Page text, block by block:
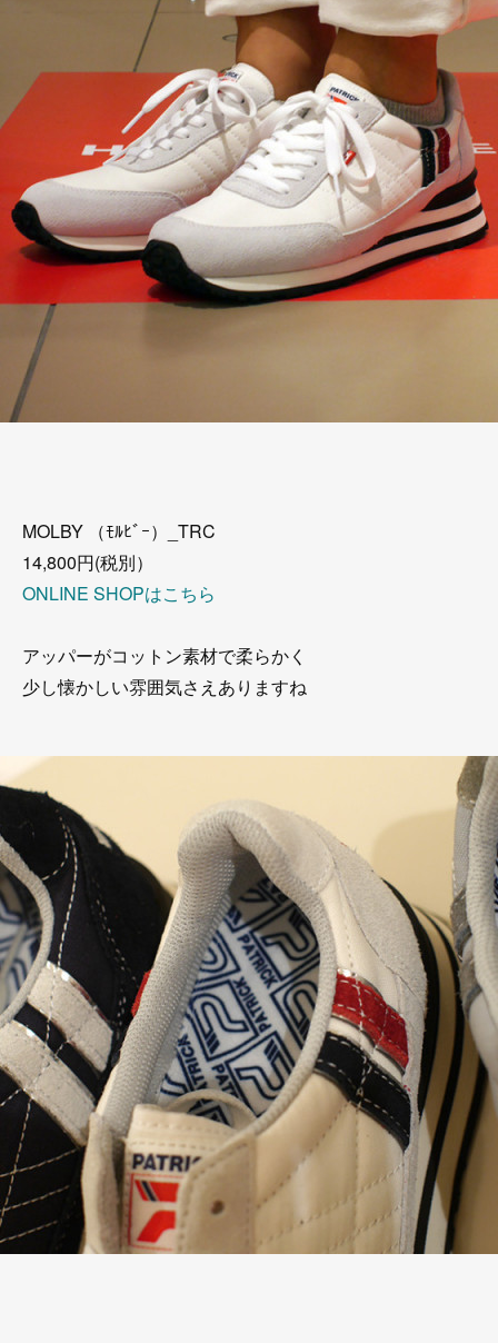
MOLBY （ﾓﾙﾋﾞｰ）_TRC
14,800円(税別）
ONLINE SHOPはこちら
アッパーがコットン素材で柔らかく
少し懐かしい雰囲気さえありますね